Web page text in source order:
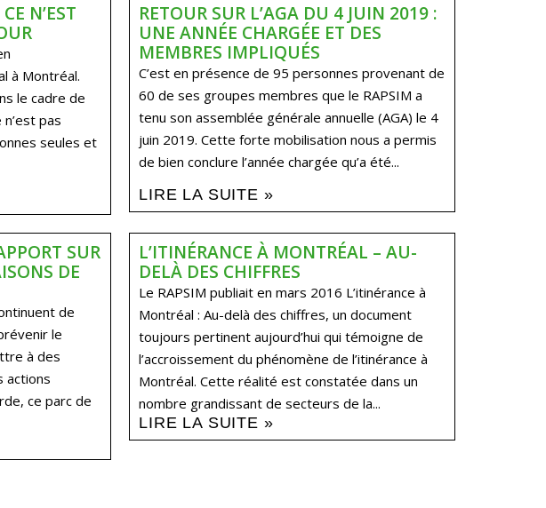
N’EST
à Montréal.
le cadre de
pas
seules et
RETOUR SUR L’AGA DU 4 JUIN 2019 :
UNE ANNÉE CHARGÉE ET DES
MEMBRES IMPLIQUÉS
C’est en présence de 95 personnes provenant de
60 de ses groupes membres que le RAPSIM a
tenu son assemblée générale annuelle (AGA) le 4
juin 2019. Cette forte mobilisation nous a permis
de bien conclure l’année chargée qu’a été...
LIRE LA SUITE »
SUR
DE
de
le
à des
actions
ce parc de
L’ITINÉRANCE À MONTRÉAL – AU-
DELÀ DES CHIFFRES
Le RAPSIM publiait en mars 2016 L’itinérance à
Montréal : Au-delà des chiffres, un document
toujours pertinent aujourd’hui qui témoigne de
l’accroissement du phénomène de l’itinérance à
Montréal. Cette réalité est constatée dans un
nombre grandissant de secteurs de la...
LIRE LA SUITE »